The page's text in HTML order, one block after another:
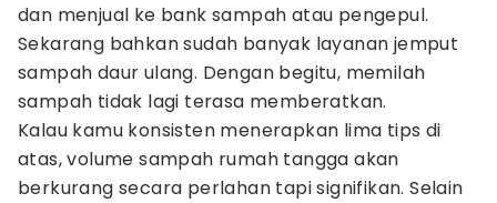
dan menjual ke bank sampah atau pengepul.
Sekarang bahkan sudah banyak layanan jemput
sampah daur ulang. Dengan begitu, memilah
sampah tidak lagi terasa memberatkan.
Kalau kamu konsisten menerapkan lima tips di
atas, volume sampah rumah tangga akan
berkurang secara perlahan tapi signifikan. Selain